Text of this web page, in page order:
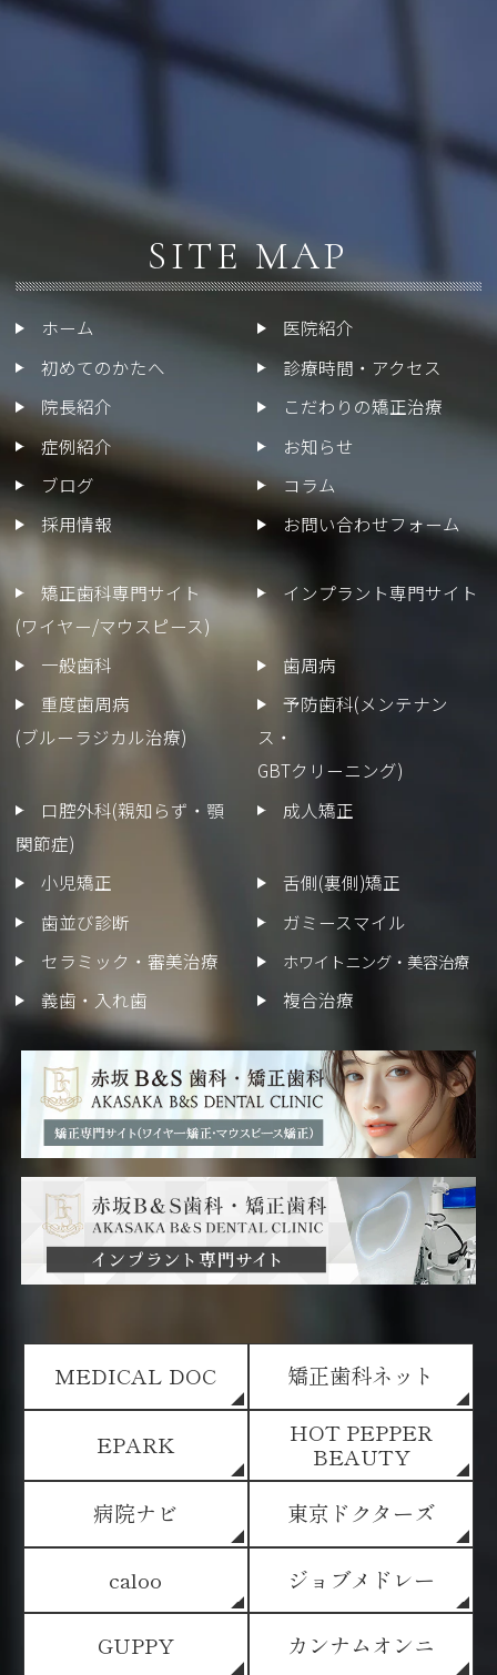
SITE MAP
ホーム
医院紹介
初めてのかたへ
診療時間・アクセス
院長紹介
こだわりの矯正治療
症例紹介
お知らせ
ブログ
コラム
採用情報
お問い合わせフォーム
矯正歯科専門サイト
(ワイヤー/マウスピース)
インプラント専門サイト
一般歯科
歯周病
重度歯周病
(ブルーラジカル治療)
予防歯科(メンテナン
ス・
GBTクリーニング)
口腔外科(親知らず・顎
関節症)
成人矯正
小児矯正
舌側(裏側)矯正
歯並び診断
ガミースマイル
セラミック・審美治療
ホワイトニング・美容治療
義歯・入れ歯 複合治療
MEDICAL DOC 矯正歯科ネット
EPARK
HOT PEPPER
BEAUTY
病院ナビ 東京ドクターズ
caloo ジョブメドレー
GUPPY カンナムオンニ